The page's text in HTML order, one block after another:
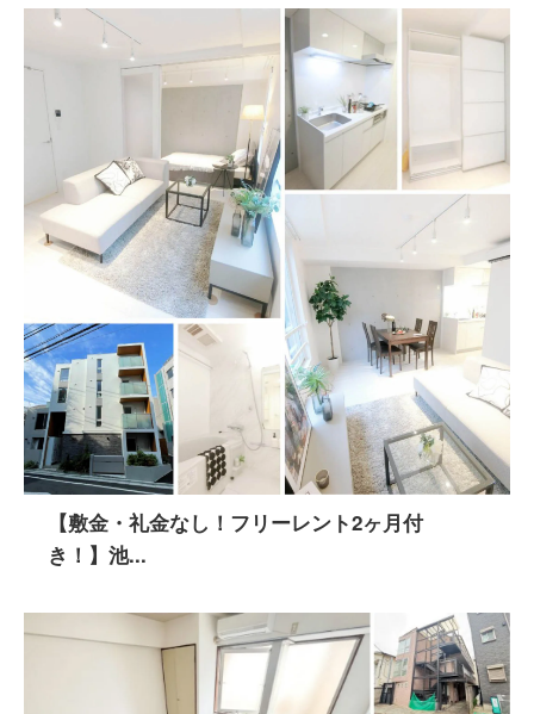
【敷金・礼金なし！フリーレント2ヶ月付
き！】池...